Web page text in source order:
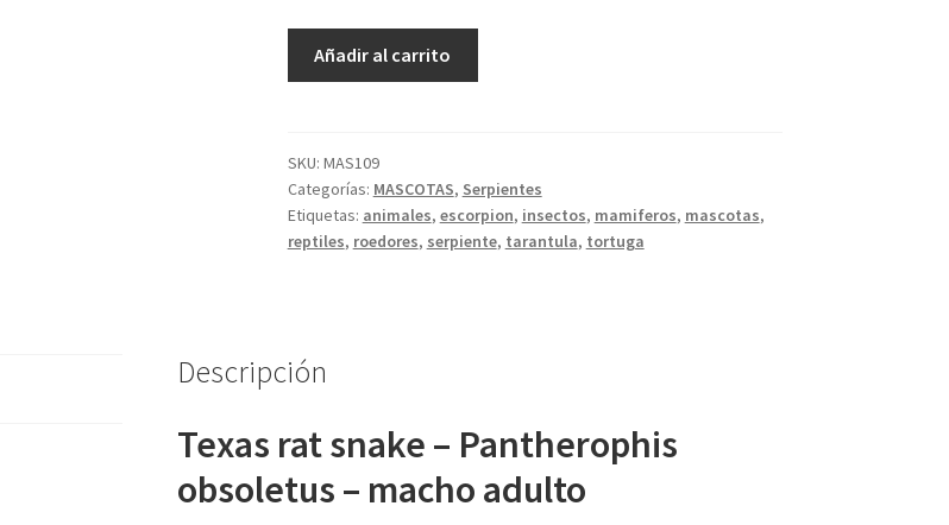
Pantherophis
obsoletus
-
macho
Añadir al carrito
SKU: MAS109
Categorías: MASCOTAS, Serpientes
Etiquetas: animales, escorpion, insectos, mamiferos, mascotas,
reptiles, roedores, serpiente, tarantula, tortuga
Descripción
Texas rat snake – Pantherophis
obsoletus – macho adulto